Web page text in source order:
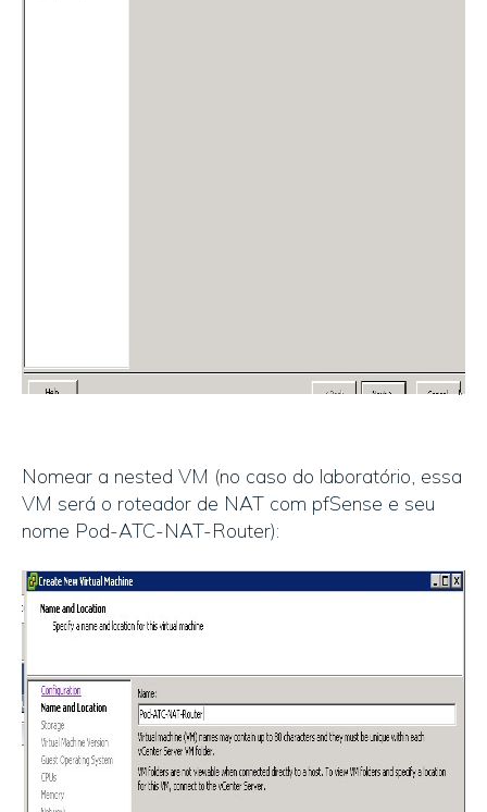
Nomear a nested VM (no caso do laboratório, essa
VM será o roteador de NAT com pfSense e seu
nome Pod-ATC-NAT-Router):